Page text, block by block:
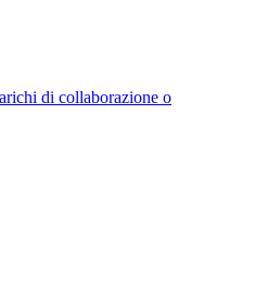
di collaborazione o